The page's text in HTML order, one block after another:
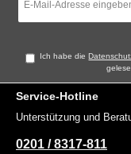
Mail-
Adresse
Ich habe die
Service-Hotline
Unterstützung und
0201 / 8317-811